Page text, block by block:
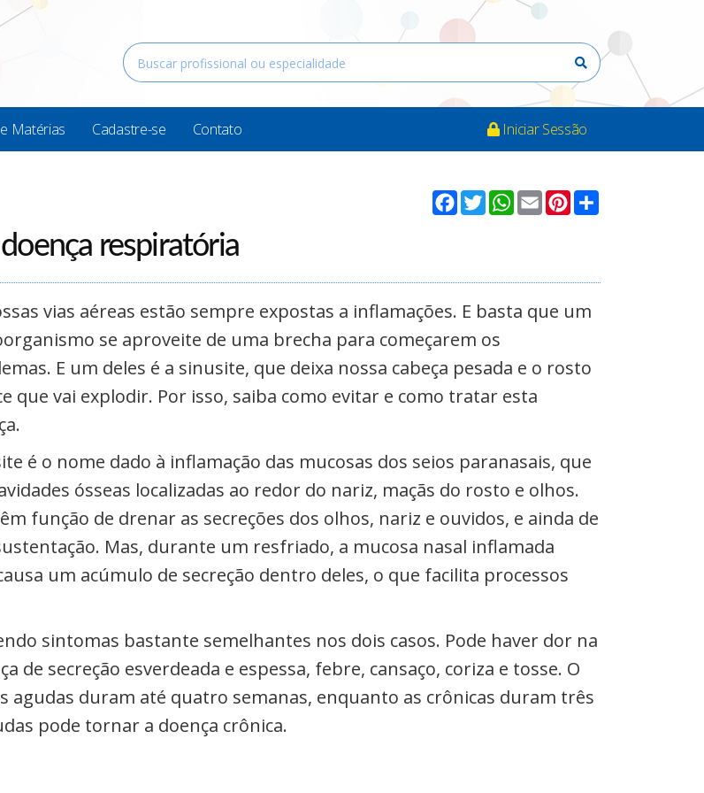
Matérias Cadastre-se Contato Iniciar Sessão
Pinterest
Email
WhatsApp
Twitter
Facebook
respiratória
vias aéreas estão sempre expostas a inflamações. E basta que um
se aproveite de uma brecha para começarem os
E um deles é a sinusite, que deixa nossa cabeça pesada e o rosto
que vai explodir. Por isso, saiba como evitar e como tratar esta
é o nome dado à inflamação das mucosas dos seios paranasais, que
ósseas localizadas ao redor do nariz, maçãs do rosto e olhos.
função de drenar as secreções dos olhos, nariz e ouvidos, e ainda de
Mas, durante um resfriado, a mucosa nasal inflamada
um acúmulo de secreção dentro deles, o que facilita processos
sintomas bastante semelhantes nos dois casos. Pode haver dor na
de secreção esverdeada e espessa, febre, cansaço, coriza e tosse. O
agudas duram até quatro semanas, enquanto as crônicas duram três
pode tornar a doença crônica.